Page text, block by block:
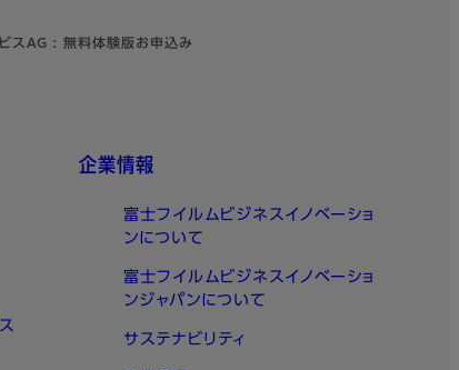
スAG : 無料体験版お申込み
企業情報
富士フイルムビジネスイノベーショ
ンについて
富士フイルムビジネスイノベーショ
ンジャパンについて
サステナビリティ